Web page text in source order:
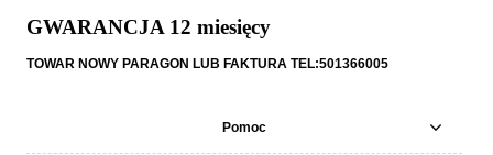
GWARANCJA 12 miesięcy
TOWAR NOWY PARAGON LUB FAKTURA TEL:501366005
Pomoc